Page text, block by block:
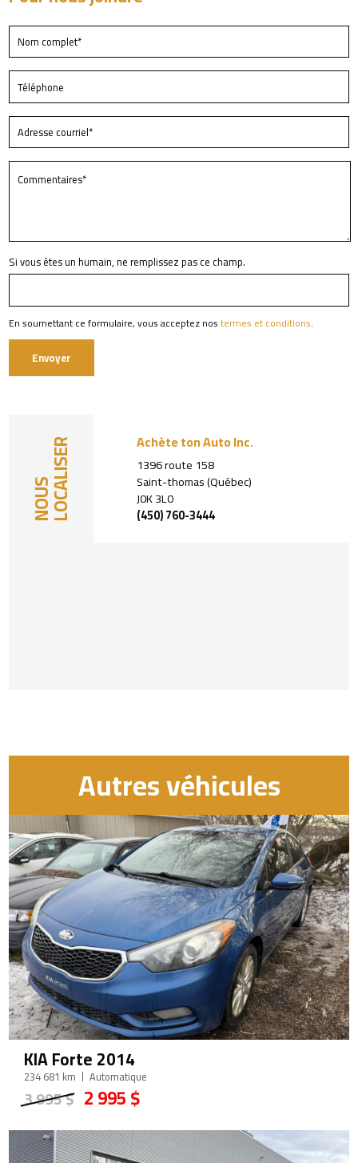
Si vous êtes un humain, ne remplissez pas ce champ.
En soumettant ce formulaire, vous acceptez nostermes et conditions.
Envoyer
NOUS
LOCALISER Achète ton Auto Inc.
1396 route 158
Saint-thomas (Québec)
J0K 3L0
(450) 760-3444
Autres véhicules
KIA Forte 2014
234 681 km Automatique
3 995 $ 2 995 $